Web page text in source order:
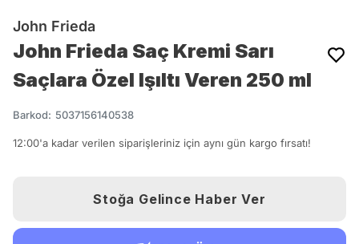
John Frieda
John Frieda Saç Kremi Sarı
Saçlara Özel Işıltı Veren 250 ml
Barkod: 5037156140538
12:00'a kadar verilen siparişleriniz için aynı gün kargo fırsatı!
Stoğa Gelince Haber Ver